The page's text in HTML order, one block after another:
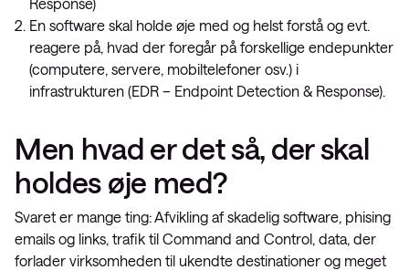
En software skal holde øje med og helst forstå og evt.
reagere på, hvad der foregår på forskellige endepunkter
(computere, servere, mobiltelefoner osv.) i
infrastrukturen (EDR – Endpoint Detection & Response).
Men hvad er det så, der skal
holdes øje med?
Svaret er mange ting: Afvikling af skadelig software, phising
emails og links, trafik til Command and Control, data, der
forlader virksomheden til ukendte destinationer og meget